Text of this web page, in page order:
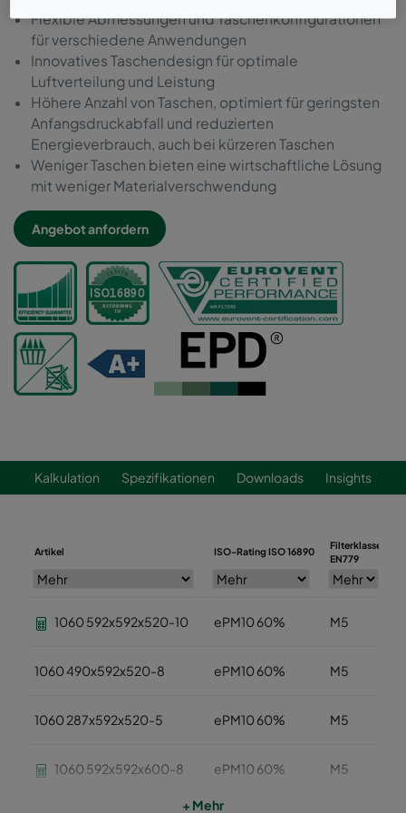
Flexible Abmessungen und Taschenkonfigurationen
für verschiedene Anwendungen
Innovatives Taschendesign für optimale
Luftverteilung und Leistung
Höhere Anzahl von Taschen, optimiert für geringsten
Anfangsdruckabfall und reduzierten
Energieverbrauch, auch bei kürzeren Taschen
Weniger Taschen bieten eine wirtschaftliche Lösung
mit weniger Materialverschwendung
Angebot anfordern
Kalkulation Spezifikationen Downloads Insights
Artikel ISO-Rating ISO 16890
Filterklasse
EN779
1060 592x592x520-10 ePM10 60% M5
1060 490x592x520-8 ePM10 60% M5
1060 287x592x520-5 ePM10 60% M5
1060 592x592x600-8 ePM10 60% M5
+ Mehr